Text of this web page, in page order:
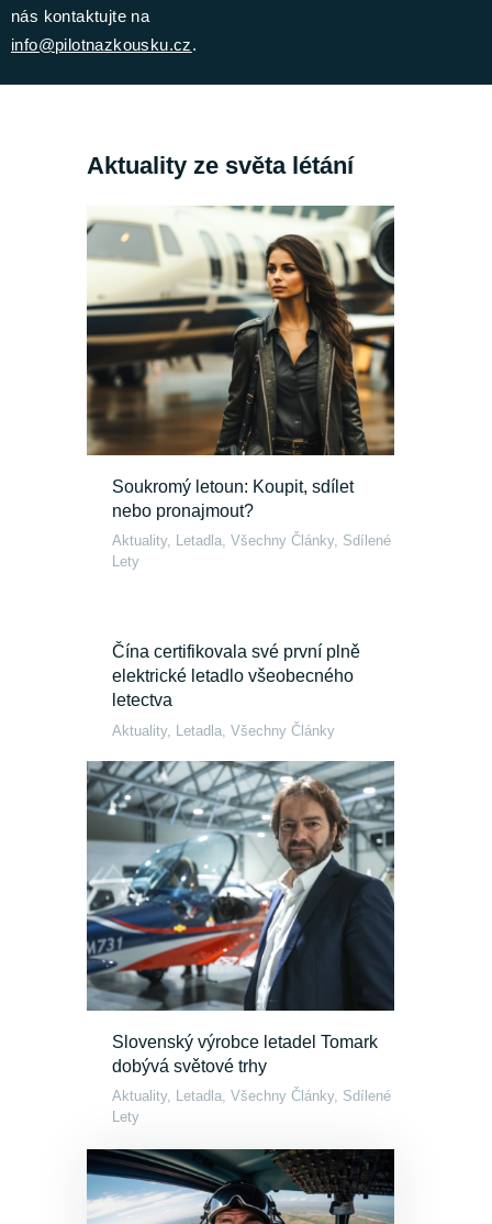
nás kontaktujte na
info@pilotnazkousku.cz.
Aktuality ze světa létání
Soukromý letoun: Koupit, sdílet
nebo pronajmout?
Aktuality, Letadla, Všechny Články, Sdílené
Lety
Čína certifikovala své první plně
elektrické letadlo všeobecného
letectva
Aktuality, Letadla, Všechny Články
Slovenský výrobce letadel Tomark
dobývá světové trhy
Aktuality, Letadla, Všechny Články, Sdílené
Lety